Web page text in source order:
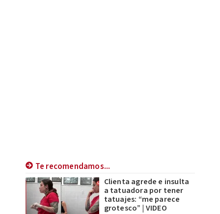
Te recomendamos...
Clienta agrede e insulta
a tatuadora por tener
tatuajes: “me parece
grotesco” | VIDEO